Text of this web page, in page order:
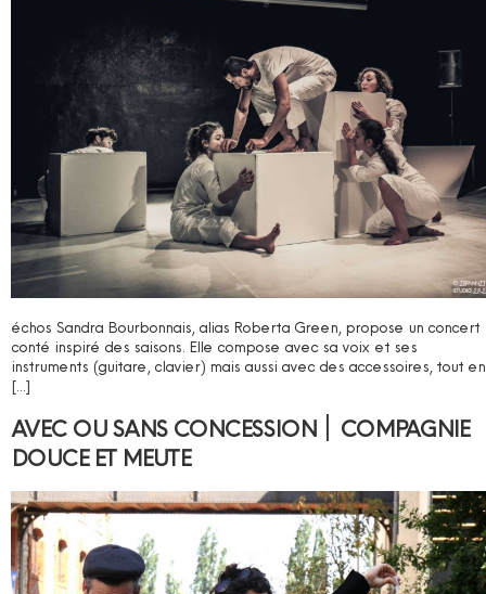
échos Sandra Bourbonnais, alias Roberta Green, propose un concert
conté inspiré des saisons. Elle compose avec sa voix et ses
instruments (guitare, clavier) mais aussi avec des accessoires, tout en
[…]
AVEC OU SANS CONCESSION ׀ COMPAGNIE
DOUCE ET MEUTE